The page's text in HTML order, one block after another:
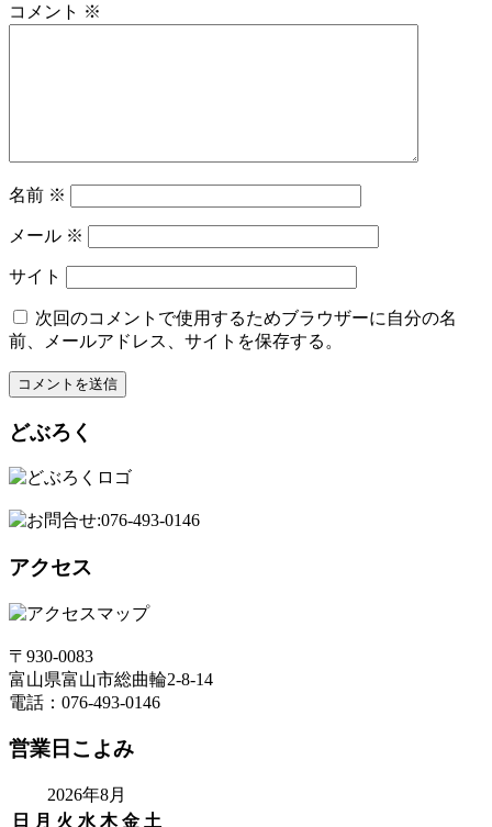
コメント ※
名前 ※
メール ※
サイト
次回のコメントで使用するためブラウザーに自分の名
前、メールアドレス、サイトを保存する。
どぶろく
アクセス
〒930-0083
富山県富山市総曲輪2-8-14
電話：076-493-0146
営業日こよみ
2026年8月
日
月 火 水 木 金 土